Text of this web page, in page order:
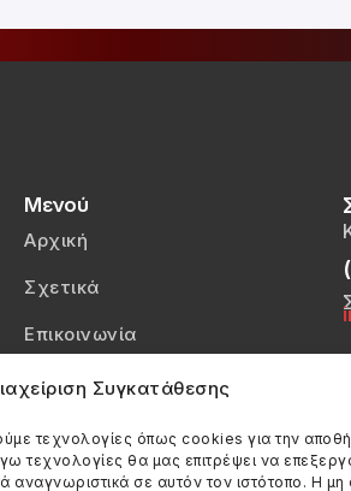
Συγκατάθεσης
τεχνολογίες όπως cookies για την
τεχνολογίες θα μας επιτρέψει να
σε αυτόν τον ιστότοπο. Η
Μενού
Αρχική
Σχετικά
Επικοινωνία
Πολιτική Απορρήτου
Πολιτική Cookies (ΕΕ)